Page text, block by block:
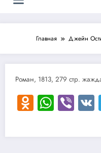
Главная Джейн
Роман, 1813, 279 стр.